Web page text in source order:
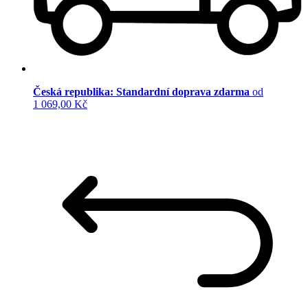
Česká republika: Standardní doprava zdarma od
1 069,00 Kč